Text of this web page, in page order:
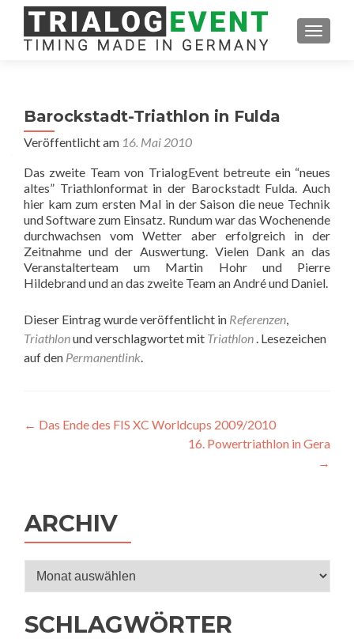
Barockstadt-Triathlon in Fulda
Veröffentlicht am 16. Mai 2010
Das zweite Team von TrialogEvent betreute ein “neues
altes” Triathlonformat in der Barockstadt Fulda. Auch
hier kam zum ersten Mal in der Saison die neue Technik
und Software zum Einsatz. Rundum war das Wochenende
durchwachsen vom Wetter aber erfolgreich in der
Zeitnahme und der Auswertung. Vielen Dank an das
Veranstalterteam um Martin Hohr und Pierre
Hildebrand und an das zweite Team an André und Daniel.
Dieser Eintrag wurde veröffentlicht in Referenzen,
Triathlonund verschlagwortet mit Triathlon . Lesezeichen
auf den Permanentlink.
Artikel-
← Das Ende des FIS XC Worldcups 2009/2010
16. Powertriathlon in Gera
→
ARCHIV
Archiv
SCHLAGWÖRTER